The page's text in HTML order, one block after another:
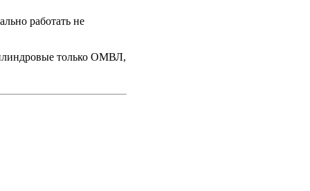
работать не
только ОМВЛ,